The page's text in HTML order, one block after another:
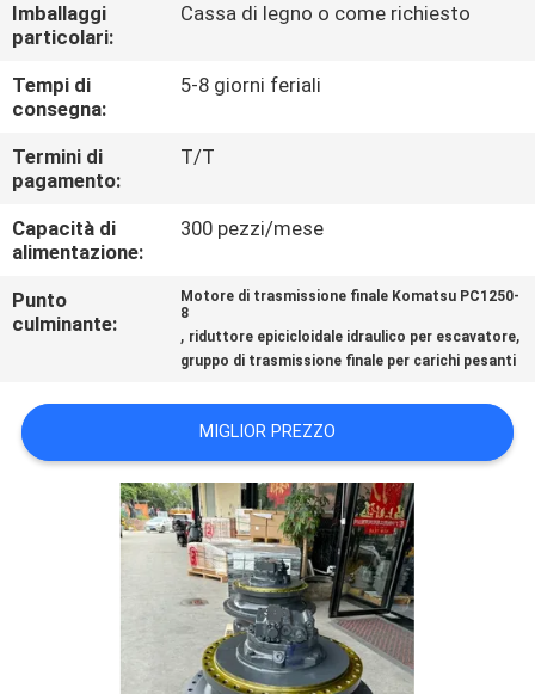
NOTIZIE
TUTTI
CASI
RICHIEDERE
UN
PREVENTIVO
SITEMAP
POLITICA
RISERVATEZZA
Imballaggi
particolari:
Cassa di legno o come richiesto
Tempi di
consegna:
5-8 giorni feriali
Termini di
pagamento:
T/T
Capacità di
alimentazione:
300 pezzi/mese
Punto
culminante:
Motore di trasmissione finale Komatsu PC1250-
8
, riduttore epicicloidale idraulico per escavatore,
gruppo di trasmissione finale per carichi pesanti
MIGLIOR PREZZO